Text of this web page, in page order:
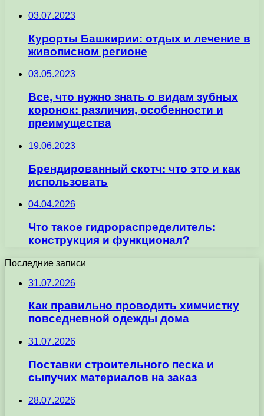
03.07.2023
Курорты Башкирии: отдых и лечение в
живописном регионе
03.05.2023
Все, что нужно знать о видам зубных
коронок: различия, особенности и
преимущества
19.06.2023
Брендированный скотч: что это и как
использовать
04.04.2026
Что такое гидрораспределитель:
конструкция и функционал?
Последние записи
31.07.2026
Как правильно проводить химчистку
повседневной одежды дома
31.07.2026
Поставки строительного песка и
сыпучих материалов на заказ
28.07.2026